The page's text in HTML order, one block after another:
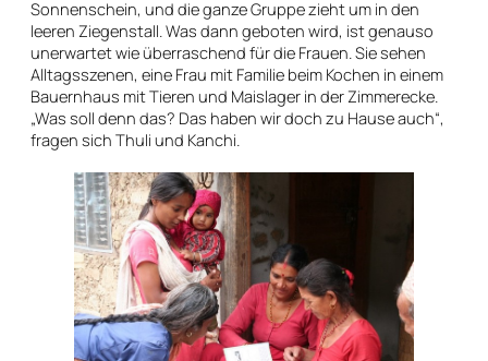
Sonnenschein, und die ganze Gruppe zieht um in den
leeren Ziegenstall. Was dann geboten wird, ist genauso
unerwartet wie überraschend für die Frauen. Sie sehen
Alltagsszenen, eine Frau mit Familie beim Kochen in einem
Bauernhaus mit Tieren und Maislager in der Zimmerecke.
„Was soll denn das? Das haben wir doch zu Hause auch“,
fragen sich Thuli und Kanchi.